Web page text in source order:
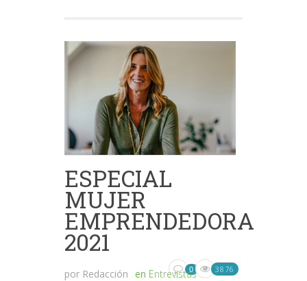
ESPECIAL
MUJER
EMPRENDEDORA
2021
por Redacción en Entrevistas
0 3876